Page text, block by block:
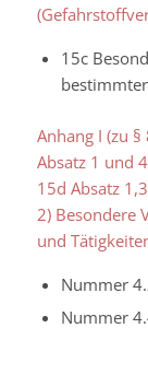
15c
Anhang I (zu
Absatz 1 und
15d Absatz
2) Besondere
und
Nummer
Nummer